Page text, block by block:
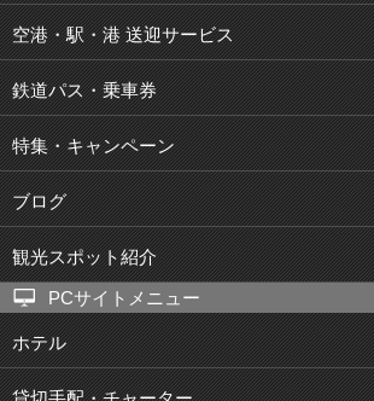
空港・駅・港 送迎サービス
鉄道パス・乗車券
特集・キャンペーン
ブログ
観光スポット紹介
PCサイトメニュー
ホテル